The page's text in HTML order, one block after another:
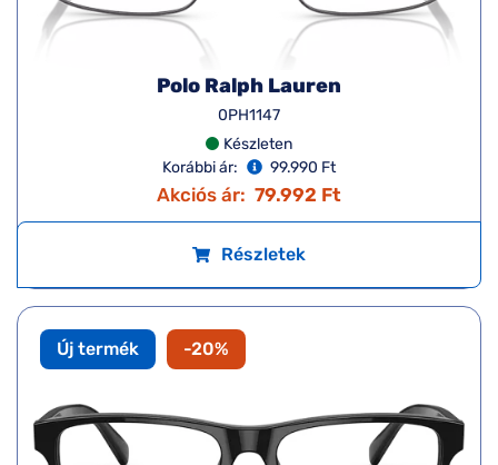
Polo Ralph Lauren
0PH1147
Készleten
Korábbi ár:
99.990 Ft
Akciós ár: 79.992 Ft
Részletek
Új termék -20%